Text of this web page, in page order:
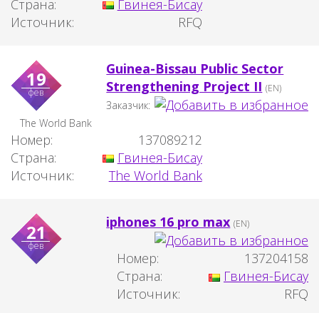
Страна:
Гвинея-Бисау
Источник:
RFQ
19
фев
Guinea-Bissau Public Sector
Strengthening Project II (EN)
Заказчик:
The World Bank
Номер:
137089212
Страна:
Гвинея-Бисау
Источник:
The World Bank
21
фев
iphones 16 pro max (EN)
Номер:
137204158
Страна:
Гвинея-Бисау
Источник:
RFQ